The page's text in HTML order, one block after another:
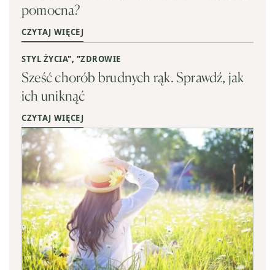
pomocna?
CZYTAJ WIĘCEJ
STYL ŻYCIA", "ZDROWIE
Sześć chorób brudnych rąk. Sprawdź, jak
ich uniknąć
CZYTAJ WIĘCEJ